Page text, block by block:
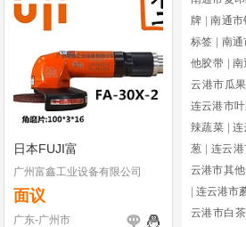
日本FUJI富
广州富鑫工业设备有限公司
面议
广东-广州市
牌
南通市
标签
南
他胶带
南
云港市瓜
连云港市
辣蔬菜
连
葱
连云
云港市其
连云港市
云港市白茶